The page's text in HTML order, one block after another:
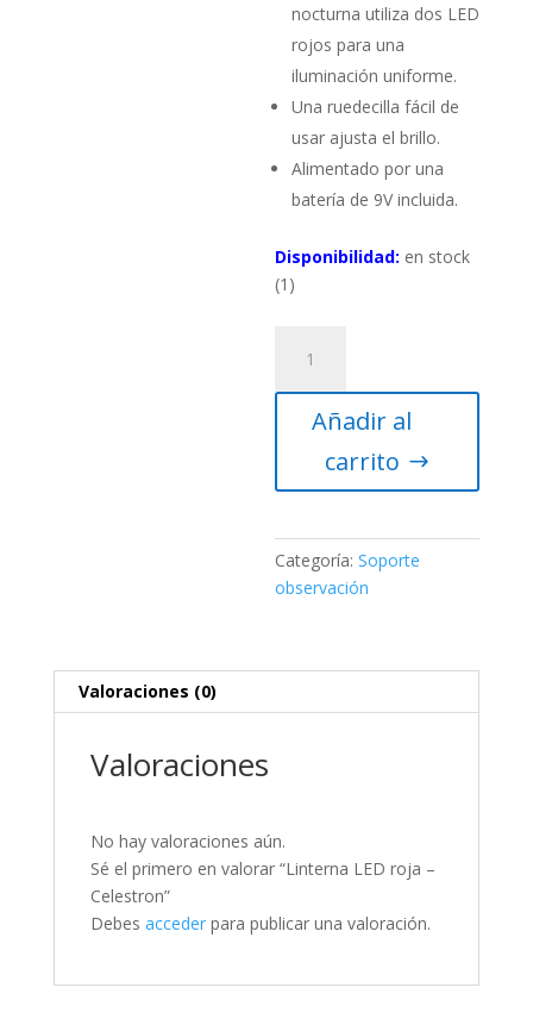
nocturna utiliza dos LED
rojos para una
iluminación uniforme.
Una ruedecilla fácil de
usar ajusta el brillo.
Alimentado por una
batería de 9V incluida.
Disponibilidad: en stock
(1)
roja
cantidad
Añadir al
carrito
Categoría:Soporte
observación
Valoraciones (0)
Valoraciones
No hay valoraciones aún.
Sé el primero en valorar “Linterna LED roja –
Celestron”
Debes accederpara publicar una valoración.